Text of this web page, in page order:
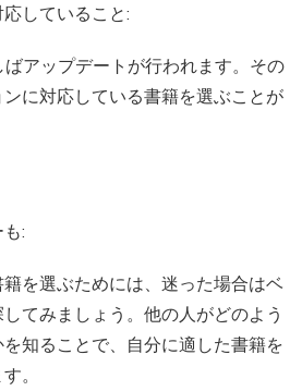
していること:
アップデートが行われます。その
に対応している書籍を選ぶことが
:
を選ぶためには、迷った場合はベ
てみましょう。他の人がどのよう
知ることで、自分に適した書籍を
。